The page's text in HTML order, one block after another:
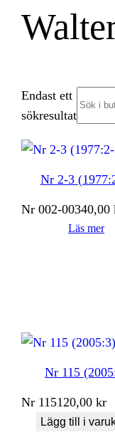
Endast ett
sökresultat
Nr 2-3
Nr 002-00340,00
Läs mer
Nr 115
Nr 115120,00kr
Lägg till i